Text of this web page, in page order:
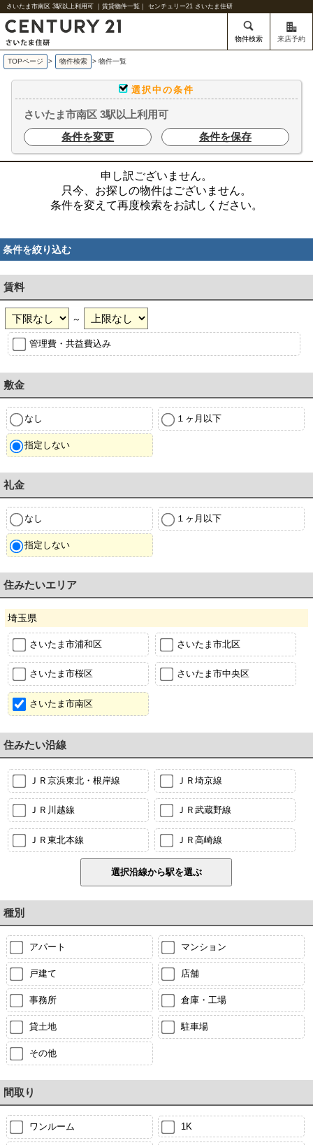
さいたま市南区 3駅以上利用可 ｜賃貸物件一覧｜ センチュリー21 さいたま住研
物件検索 来店予約
TOPページ > 物件検索 > 物件一覧
選択中の条件
さいたま市南区 3駅以上利用可
条件を変更
条件を保存
申し訳ございません。
只今、お探しの物件はございません。
条件を変えて再度検索をお試しください。
条件を絞り込む
賃料
～
管理費・共益費込み
敷金
なし １ヶ月以下
指定しない
礼金
なし １ヶ月以下
指定しない
住みたいエリア
埼玉県
さいたま市浦和区 さいたま市北区
さいたま市桜区 さいたま市中央区
さいたま市南区
住みたい沿線
ＪＲ京浜東北・根岸線 ＪＲ埼京線
ＪＲ川越線 ＪＲ武蔵野線
ＪＲ東北本線 ＪＲ高崎線
種別
アパート マンション
戸建て 店舗
事務所 倉庫・工場
貸土地 駐車場
その他
間取り
ワンルーム 1K